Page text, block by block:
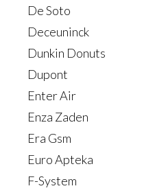
De Soto
Deceuninck
Dunkin Donuts
Dupont
Enter Air
Enza Zaden
Era Gsm
Euro Apteka
F-System